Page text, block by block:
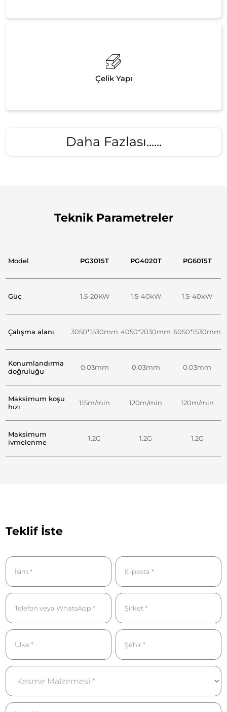
Çelik Yapı
Daha Fazlası......
Teknik Parametreler
Model PG3015T PG4020T PG6015T
Güç 1.5-20KW 1.5-40kW 1.5-40kW
Çalışma alanı 3050*1530mm 4050*2030mm 6050*1530mm
Konumlandırma
doğruluğu
0.03mm 0.03mm 0.03mm
Maksimum koşu
hızı
115m/min 120m/min 120m/min
Maksimum
ivmelenme
1.2G 1.2G 1.2G
Teklif İste